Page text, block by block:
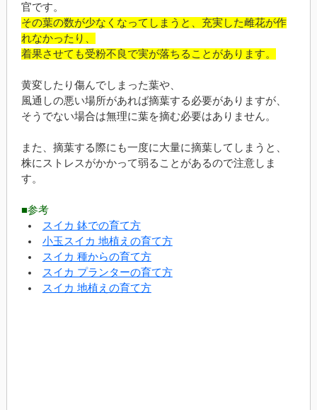
官です。
その葉の数が少なくなってしまうと、充実した雌花が作
れなかったり、
着果させても受粉不良で実が落ちることがあります。
黄変したり傷んでしまった葉や、
風通しの悪い場所があれば摘葉する必要がありますが、
そうでない場合は無理に葉を摘む必要はありません。
また、摘葉する際にも一度に大量に摘葉してしまうと、
株にストレスがかかって弱ることがあるので注意しま
す。
■参考
スイカ 鉢での育て方
小玉スイカ 地植えの育て方
スイカ 種からの育て方
スイカ プランターの育て方
スイカ 地植えの育て方